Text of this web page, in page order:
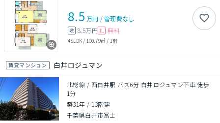
8.5 万円 /管理費なし
敷 8.5万円 礼 無料
4SLDK / 100.79㎡ / 1階
賃貸マンション 白井ロジュマン
北総線 / 西白井駅 バス6分 白井ロジュマン下車 徒歩
1分
築31年 / 13階建
千葉県白井市冨士